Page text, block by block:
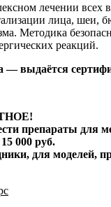
лечении всех
лица, шеи,
Методика
реакций.
— выдаётся
препараты для
000 руб.
для моделей,